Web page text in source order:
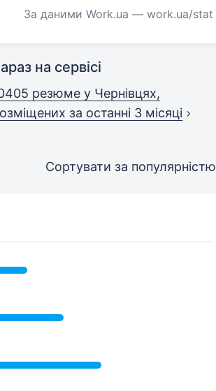
За даними Work.ua — work.ua/stat
на сервісі
резюме у Чернівцях,
за останні 3 місяці
Сортувати за популярністю